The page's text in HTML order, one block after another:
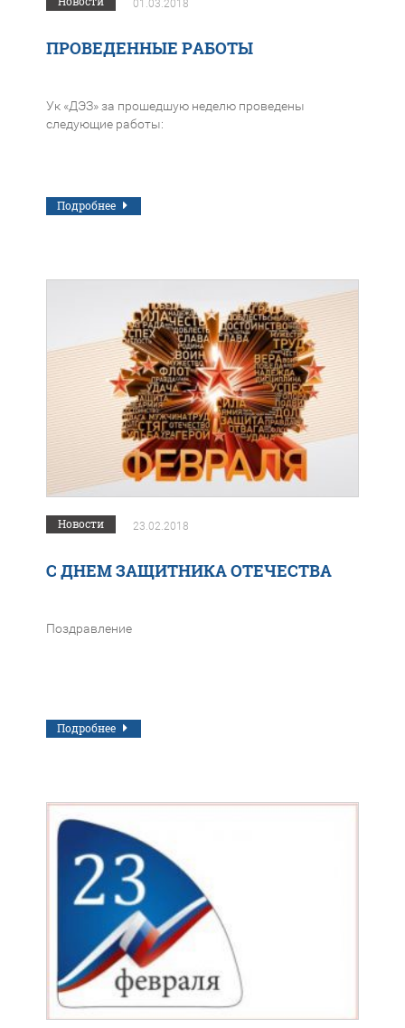
01.03.2018
ПРОВЕДЕННЫЕ РАБОТЫ
Ук «ДЭЗ» за прошедшую неделю проведены
следующие работы:
Подробнее
Новости 23.02.2018
С ДНЕМ ЗАЩИТНИКА ОТЕЧЕСТВА
Поздравление
Подробнее